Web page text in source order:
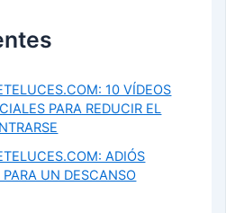
10 VÍDEOS
PARA REDUCIR EL
ADIÓS
PARA UN DESCANSO